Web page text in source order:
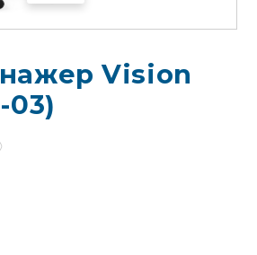
Vision
03)